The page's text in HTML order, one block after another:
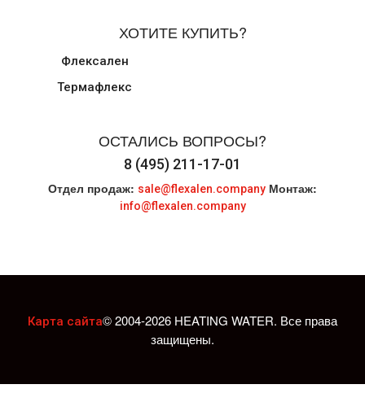
ХОТИТЕ КУПИТЬ?
Флексален
Термафлекс
ОСТАЛИСЬ ВОПРОСЫ?
8 (495) 211-17-01
Отдел продаж: sale@flexalen.company Монтаж:
info@flexalen.company
Карта сайта© 2004-2026 HEATING WATER. Все права
защищены.